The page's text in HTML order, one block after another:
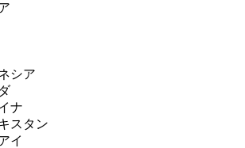
シア
ナ
スタン
イ